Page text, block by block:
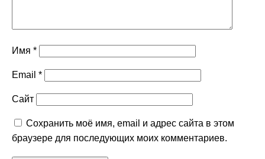
Имя *
Email *
Сайт
Сохранить моё имя, email и адрес сайта в этом
браузере для последующих моих комментариев.